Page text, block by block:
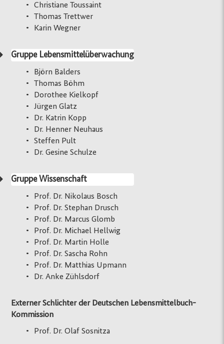
Christiane Toussaint
Thomas Trettwer
Karin Wegner
Gruppe Lebensmittelüberwachung
Björn Balders
Thomas Böhm
Dorothee Kielkopf
Jürgen Glatz
Dr. Katrin Kopp
Dr. Henner Neuhaus
Steffen Pult
Dr. Gesine Schulze
Gruppe Wissenschaft
Prof. Dr. Nikolaus Bosch
Prof. Dr. Stephan Drusch
Prof. Dr. Marcus Glomb
Prof. Dr. Michael Hellwig
Prof. Dr. Martin Holle
Prof. Dr. Sascha Rohn
Prof. Dr. Matthias Upmann
Dr. Anke Zühlsdorf
Externer Schlichter der Deutschen Lebensmittelbuch-
Kommission
Prof. Dr. Olaf Sosnitza